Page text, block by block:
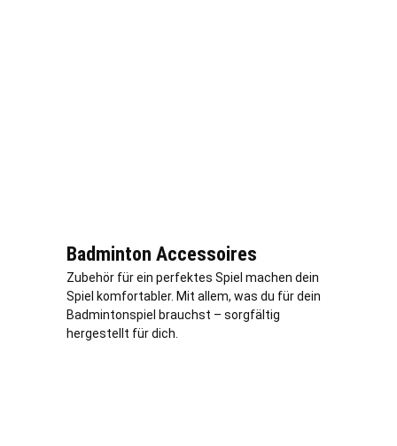
Badminton Accessoires
Zubehör für ein perfektes Spiel machen dein
Spiel komfortabler. Mit allem, was du für dein
Badmintonspiel brauchst – sorgfältig
hergestellt für dich.